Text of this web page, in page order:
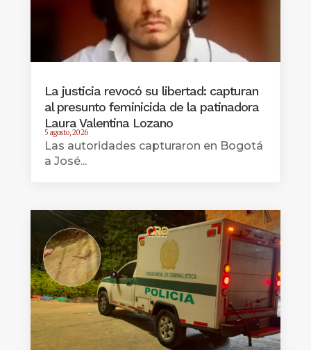
La justicia revocó su libertad: capturan
al presunto feminicida de la patinadora
Laura Valentina Lozano
5 agosto, 2026
Las autoridades capturaron en Bogotá
a José...